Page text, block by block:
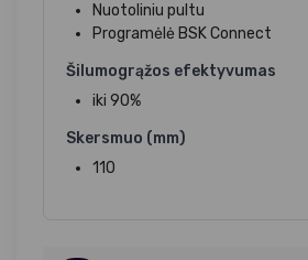
Nuotoliniu pultu
Programėlė BSK Connect
Šilumogrąžos efektyvumas
iki 90%
Skersmuo (mm)
110